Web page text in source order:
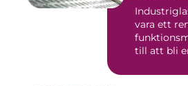
vara ett
till att bli